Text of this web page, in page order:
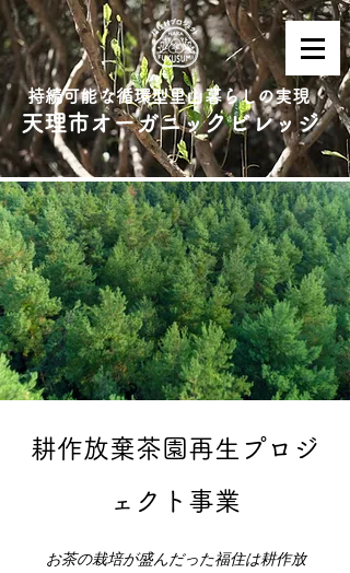
持続可能な循環型里山暮らしの実現
天理市オーガニックビレッジ
耕作放棄茶園再生プロジ
ェクト事業
お茶の栽培が盛んだった福住は耕作放